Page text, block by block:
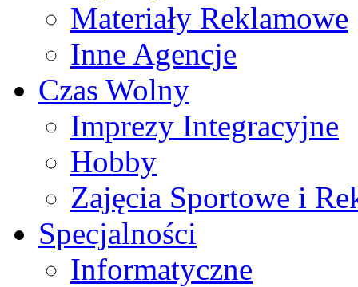
Materiały Reklamowe
Inne Agencje
Czas Wolny
Imprezy Integracyjne
Hobby
Zajęcia Sportowe i
Specjalności
Informatyczne